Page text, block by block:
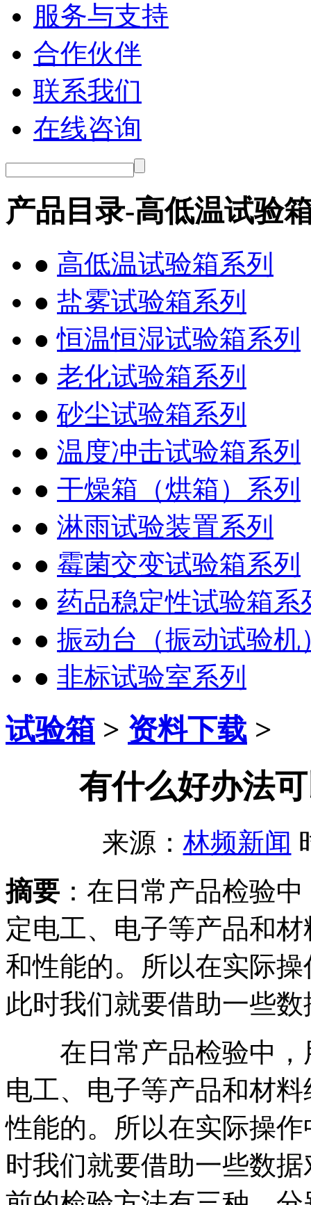
服务与支持
合作伙伴
联系我们
在线咨询
产品目录-高低温试验
● 高低温试验箱系列
● 盐雾试验箱系列
●恒温恒湿试验箱系列
● 老化试验箱系列
● 砂尘试验箱系列
● 温度冲击试验箱系列
● 干燥箱（烘箱）系列
● 淋雨试验装置系列
● 霉菌交变试验箱系列
● 药品稳定性试验箱系
● 振动台（振动试验机
● 非标试验室系列
试验箱 > 资料下载 >
有什么好办法
来源： 林频新闻
摘要 ：在日常产品检验
定电工、电子等产品和
和性能的。所以在实际
此时我们就要借助一些数
在日常产品检验中，
电工、电子等产品和材
性能的。所以在实际操
时我们就要借助一些数